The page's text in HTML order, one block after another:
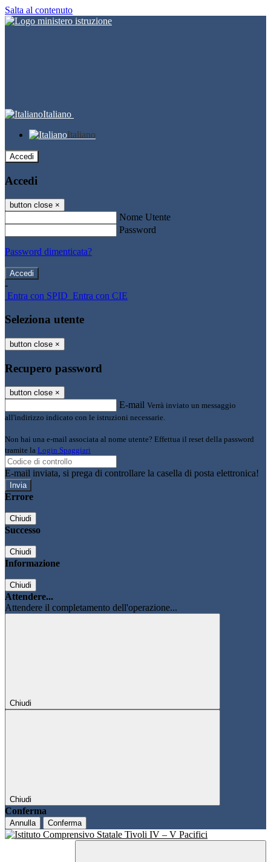
Salta al contenuto
Italiano
Italiano
Accedi
Accedi
button close ×
Nome Utente
Password
Password dimenticata?
-
Entra con SPID Entra con CIE
Seleziona utente
button close ×
Recupero password
button close ×
E-mail Verrà inviato un messaggio
all'indirizzo indicato con le istruzioni necessarie.
Non hai una e-mail associata al nome utente? Effettua il reset della password
tramite la Login Spaggiari
E-mail inviata, si prega di controllare la casella di posta elettronica!
Errore
Chiudi
Successo
Chiudi
Informazione
Chiudi
Attendere...
Attendere il completamento dell'operazione...
Chiudi
Chiudi
Conferma
Annulla Conferma